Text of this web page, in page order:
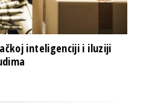
inteligenciji i iluziji